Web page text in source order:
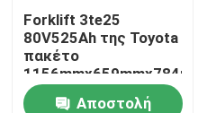
Ποιοτικός έλεγχος
Μας ελάτε σε επαφή με
Forklift 3te25
80V525Ah της Toyota
πακέτο
1156mmx659mmx784mm
μπαταριών
Αποστολή